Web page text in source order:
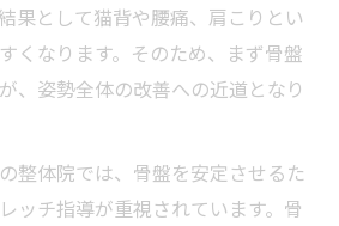
果として猫背や腰痛、肩こりとい
くなります。そのため、まず骨盤
、姿勢全体の改善への近道となり
整体院では、骨盤を安定させるた
ッチ指導が重視されています。骨